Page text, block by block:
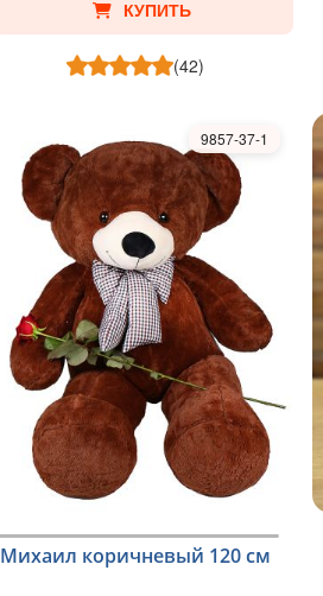
КУПИТЬ
(42)
Михаил коричневый 120 см
9857-37-1